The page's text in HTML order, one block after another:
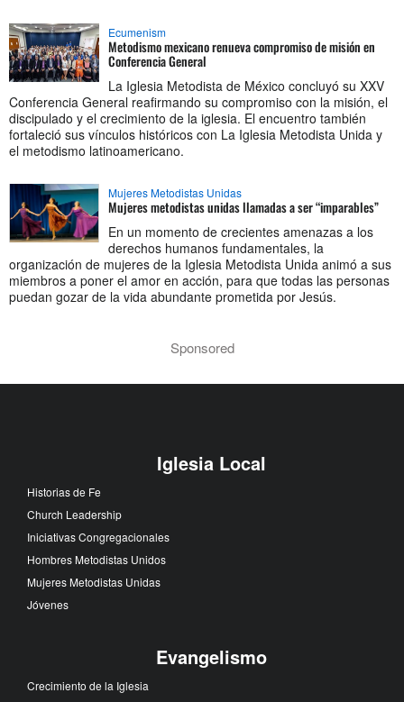
Ecumenism
Metodismo mexicano renueva compromiso de misión en
Conferencia General
La Iglesia Metodista de México concluyó su XXV
Conferencia General reafirmando su compromiso con la misión, el
discipulado y el crecimiento de la iglesia. El encuentro también
fortaleció sus vínculos históricos con La Iglesia Metodista Unida y
el metodismo latinoamericano.
Mujeres Metodistas Unidas
Mujeres metodistas unidas llamadas a ser “imparables”
En un momento de crecientes amenazas a los
derechos humanos fundamentales, la
organización de mujeres de la Iglesia Metodista Unida animó a sus
miembros a poner el amor en acción, para que todas las personas
puedan gozar de la vida abundante prometida por Jesús.
Sponsored
Iglesia Local
Historias de Fe
Church Leadership
Iniciativas Congregacionales
Hombres Metodistas Unidos
Mujeres Metodistas Unidas
Jóvenes
Evangelismo
Crecimiento de la Iglesia